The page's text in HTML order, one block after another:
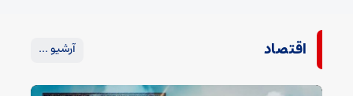
اقتصاد آرشیو ...